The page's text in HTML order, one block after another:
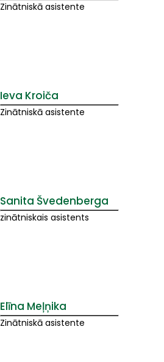
Zinātniskā asistente
Ieva Kroiča
Zinātniskā asistente
Sanita Švedenberga
zinātniskais asistents
Elīna Meļņika
Zinātniskā asistente